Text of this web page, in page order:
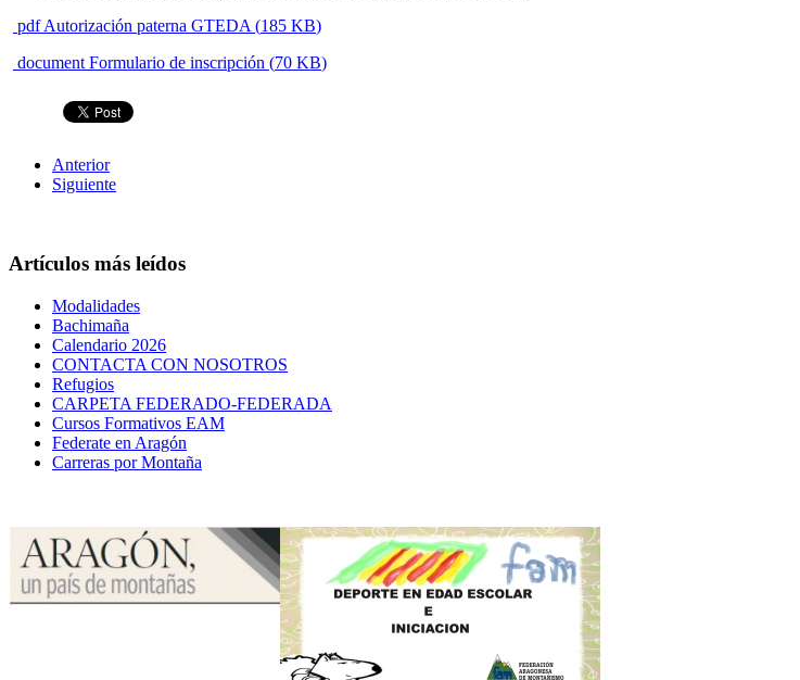
pdfAutorización paterna GTEDA (185 KB)
document Formulario de inscripción (70 KB)
Anterior
Siguiente
Artículos más leídos
Modalidades
Bachimaña
Calendario 2026
CONTACTA CON NOSOTROS
Refugios
CARPETA FEDERADO-FEDERADA
Cursos Formativos EAM
Federate en Aragón
Carreras por Montaña